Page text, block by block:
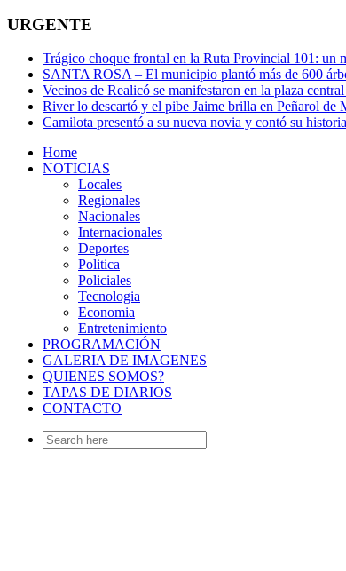
URGENTE
Trágico choque frontal en la Ruta Provincial 101: un
SANTA ROSA – El municipio plantó más de 600
Vecinos de Realicó se manifestaron en la plaza
River lo descartó y el pibe Jaime brilla en Peñarol de
Camilota presentó a su nueva novia y contó su
Home
NOTICIAS
Locales
Regionales
Nacionales
Internacionales
Deportes
Politica
Policiales
Tecnologia
Economia
Entretenimiento
PROGRAMACIÓN
GALERIA DE IMAGENES
QUIENES SOMOS?
TAPAS DE DIARIOS
CONTACTO
Search
for: